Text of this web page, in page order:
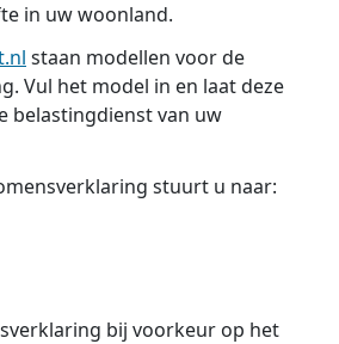
in uw woonland.
staan modellen voor de
Vul het model in en laat deze
belastingdienst van uw
stuurt u naar:
bij voorkeur op het